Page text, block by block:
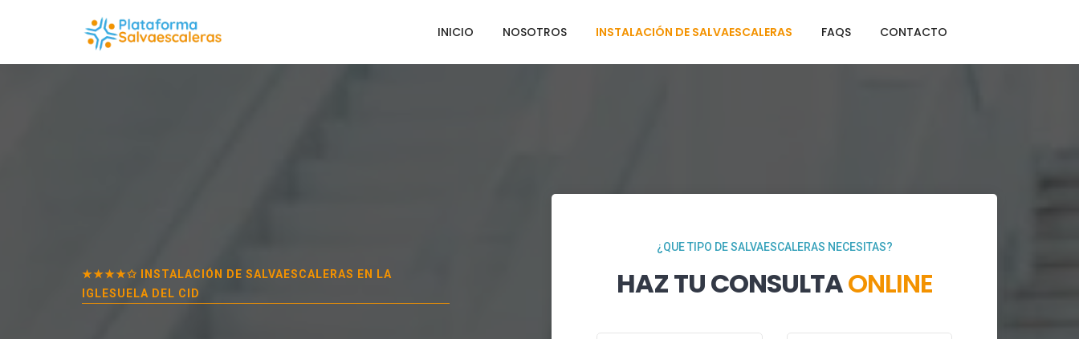
INICIO NOSOTROS INSTALACIÓN DE SALVAESCALERAS FAQS CONTACTO
★★★★✩ INSTALACIÓN DE SALVAESCALERAS EN
LA
IGLESUELA DEL CID
¿QUE TIPO DE SALVAESCALERAS NECESITAS?
HAZ TU CONSULTAONLINE